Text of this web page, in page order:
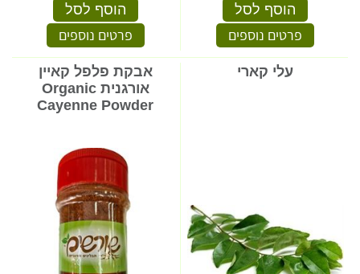
הוסף לסל
פרטים נוספים
הוסף לסל
פרטים נוספים
עלי קארי
אבקת פלפל קאיין
אורגנית Organic
Cayenne Powder